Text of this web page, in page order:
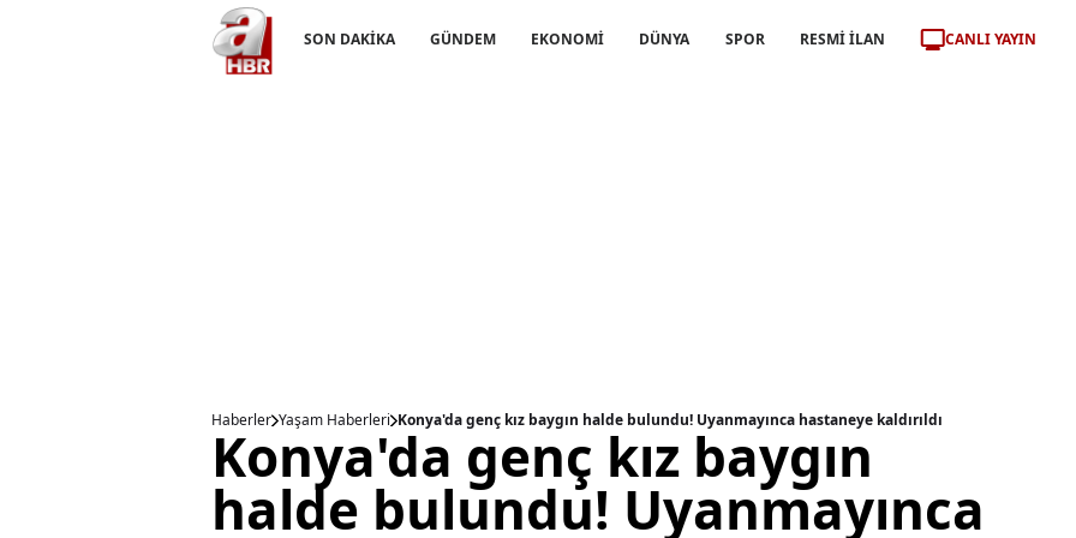
SON DAKİKA GÜNDEM EKONOMİ DÜNYA SPOR RESMİ İLAN CANLI YAYIN
Haberler Yaşam Haberleri Konya'da genç kız baygın halde bulundu! Uyanmayınca hastaneye kaldırıldı
Konya'da genç kız baygın
halde bulundu! Uyanmayınca